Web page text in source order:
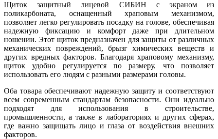
Щиток защитный лицевой СИБИН с экраном из
поликарбоната, оснащенный храповым механизмом,
позволяет легко регулировать посадку на голове, обеспечивая
надежную фиксацию и комфорт даже при длительном
ношении. Этот щиток предназначен для защиты от различных
механических повреждений, брызг химических веществ и
других вредных факторов. Благодаря храповому механизму,
щиток удобно регулируется по размеру, что позволяет
использовать его людям с разными размерами головы.
Оба товара обеспечивают надежную защиту и соответствуют
всем современным стандартам безопасности. Они идеально
подходят для использования в строительстве,
промышленности, а также в лабораториях и других сферах,
где важно защищать лицо и глаза от воздействия внешних
факторов.